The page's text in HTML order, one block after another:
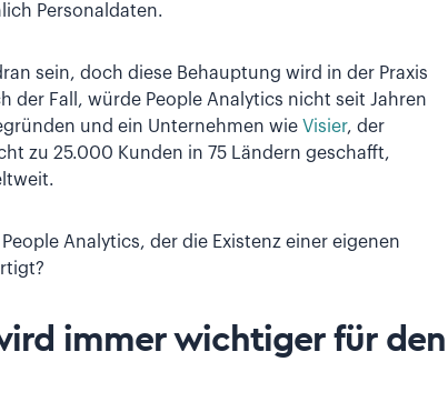
Personaldaten.
sein, doch diese Behauptung wird in der Praxis
der Fall, würde People Analytics nicht seit Jahren
und ein Unternehmen wie Visier, der
zu 25.000 Kunden in 75 Ländern geschafft,
Analytics, der die Existenz einer eigenen
immer wichtiger für den